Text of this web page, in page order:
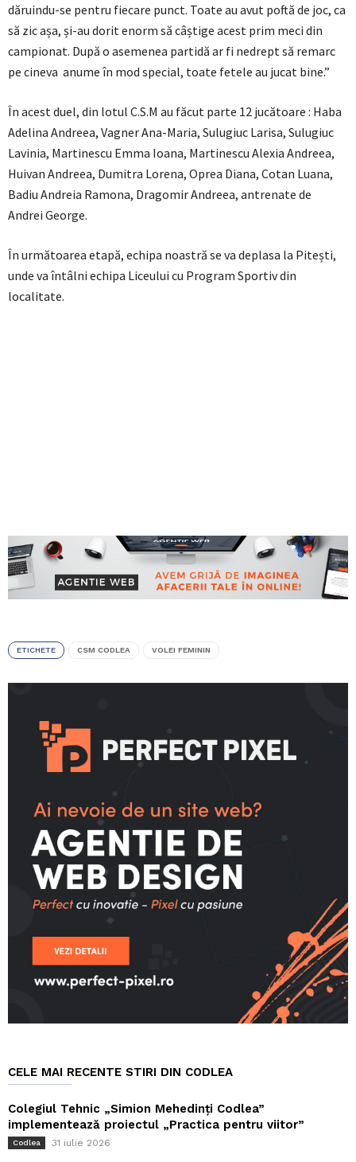
dăruindu-se pentru fiecare punct. Toate au avut poftă de joc, ca
să zic așa, și-au dorit enorm să câștige acest prim meci din
campionat. După o asemenea partidă ar fi nedrept să remarc
pe cineva anume în mod special, toate fetele au jucat bine.”
În acest duel, din lotul C.S.M au făcut parte 12 jucătoare : Haba
Adelina Andreea, Vagner Ana-Maria, Sulugiuc Larisa, Sulugiuc
Lavinia, Martinescu Emma Ioana, Martinescu Alexia Andreea,
Huivan Andreea, Dumitra Lorena, Oprea Diana, Cotan Luana,
Badiu Andreia Ramona, Dragomir Andreea, antrenate de
Andrei George.
În următoarea etapă, echipa noastră se va deplasa la Pitești,
unde va întâlni echipa Liceului cu Program Sportiv din
localitate.
ETICHETE CSM CODLEA VOLEI FEMININ
CELE MAI RECENTE STIRI DIN CODLEA
Colegiul Tehnic „Simion Mehedinți Codlea”
implementează proiectul „Practica pentru viitor”
Codlea 31 iulie 2026